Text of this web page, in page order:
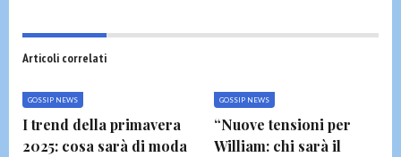
Articoli correlati
GOSSIP NEWS
I trend della primavera
2025: cosa sarà di moda
GOSSIP NEWS
“Nuove tensioni per
William: chi sarà il